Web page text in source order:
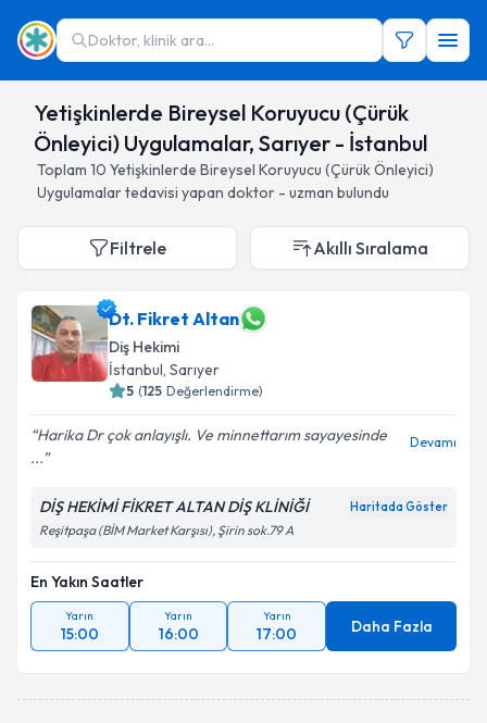
Doktor, klinik ara...
Yetişkinlerde Bireysel Koruyucu (Çürük
Önleyici) Uygulamalar, Sarıyer - İstanbul
Toplam 10 Yetişkinlerde Bireysel Koruyucu (Çürük Önleyici)
Uygulamalartedavisi yapan doktor - uzman bulundu
Filtrele Akıllı Sıralama
Dt. Fikret Altan
Diş Hekimi
İstanbul, Sarıyer
5 (125 Değerlendirme)
Harika Dr çok anlayışlı. Ve minnettarım sayayesinde
...
Devamı
DİŞ HEKİMİ FİKRET ALTAN DİŞ KLİNİĞİ Haritada Göster
Reşitpaşa (BİM Market Karşısı), Şirin sok.79 A
En Yakın Saatler
Yarın
15:00
Yarın
16:00
Yarın
17:00 Daha Fazla